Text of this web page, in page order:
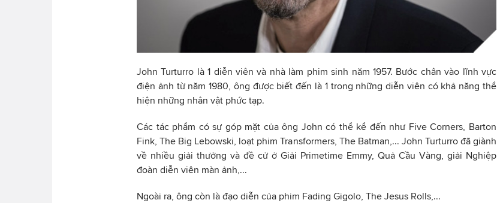
John Turturro là 1 diễn viên và nhà làm phim sinh năm 1957. Bước chân vào lĩnh vực
điện ảnh từ năm 1980, ông được biết đến là 1 trong những diễn viên có khả năng thể
hiện những nhân vật phức tạp.
Các tác phẩm có sự góp mặt của ông John có thể kể đến như Five Corners, Barton
Fink, The Big Lebowski, loạt phim Transformers, The Batman,... John Turturro đã giành
về nhiều giải thưởng và đề cử ở Giải Primetime Emmy, Quả Cầu Vàng, giải Nghiệp
đoàn diễn viên màn ảnh,...
Ngoài ra, ông còn là đạo diễn của phim Fading Gigolo, The Jesus Rolls,...